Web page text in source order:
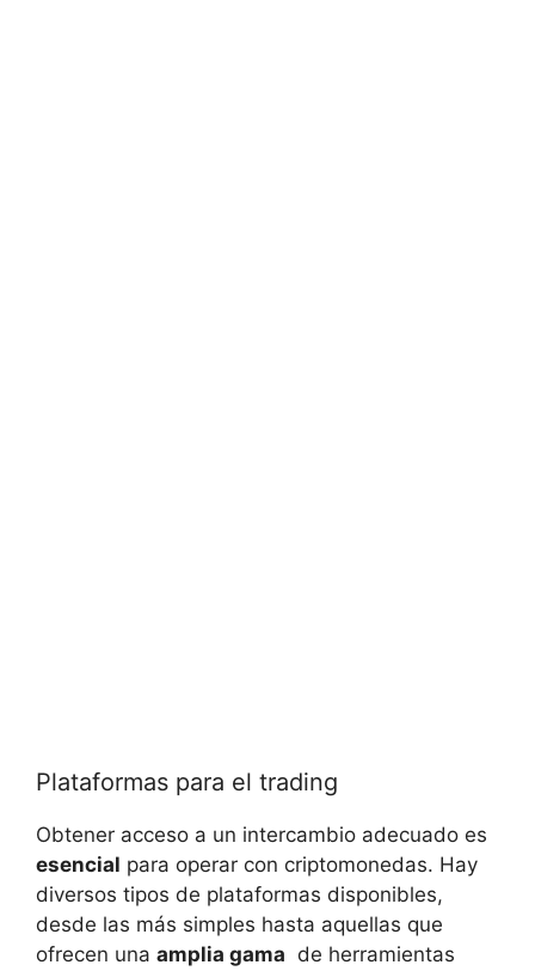
Plataformas ‍para el trading
Obtener acceso a un intercambio adecuado es
esencial para ‍operar‌ con criptomonedas. Hay
⁢diversos tipos de plataformas disponibles,
desde las más simples hasta ⁤aquellas que
ofrecen una amplia gama ⁣ de herramientas